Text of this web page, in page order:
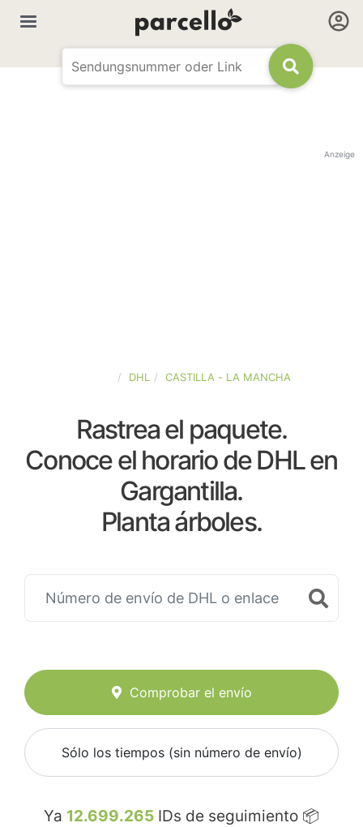
Anzeige
DHL CASTILLA - LA MANCHA
Rastrea el paquete.
Conoce el horario de DHL en
Gargantilla.
Planta árboles.
Comprobar el envío
Sólo los tiempos (sin número de envío)
Ya 12.699.265 IDs de seguimiento 📦